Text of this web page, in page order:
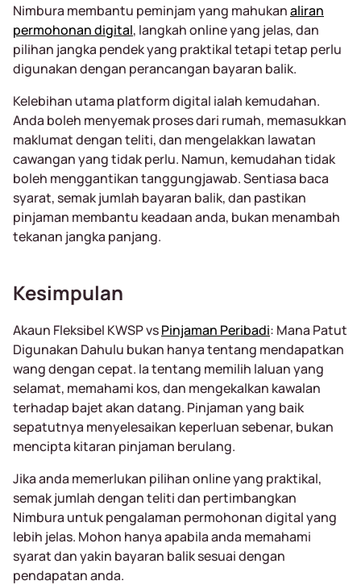
Nimbura membantu peminjam yang mahukanaliran
permohonan digital, langkah online yang jelas, dan
pilihan jangka pendek yang praktikal tetapi tetap perlu
digunakan dengan perancangan bayaran balik.
Kelebihan utama platform digital ialah kemudahan.
Anda boleh menyemak proses dari rumah, memasukkan
maklumat dengan teliti, dan mengelakkan lawatan
cawangan yang tidak perlu. Namun, kemudahan tidak
boleh menggantikan tanggungjawab. Sentiasa baca
syarat, semak jumlah bayaran balik, dan pastikan
pinjaman membantu keadaan anda, bukan menambah
tekanan jangka panjang.
Kesimpulan
Akaun Fleksibel KWSP vsPinjaman Peribadi: Mana Patut
Digunakan Dahulu bukan hanya tentang mendapatkan
wang dengan cepat. Ia tentang memilih laluan yang
selamat, memahami kos, dan mengekalkan kawalan
terhadap bajet akan datang. Pinjaman yang baik
sepatutnya menyelesaikan keperluan sebenar, bukan
mencipta kitaran pinjaman berulang.
Jika anda memerlukan pilihan online yang praktikal,
semak jumlah dengan teliti dan pertimbangkan
Nimbura untuk pengalaman permohonan digital yang
lebih jelas. Mohon hanya apabila anda memahami
syarat dan yakin bayaran balik sesuai dengan
pendapatan anda.